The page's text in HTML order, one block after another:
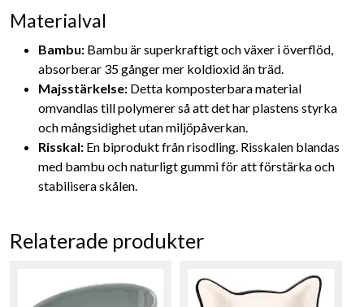
Materialval
Bambu: Bambu är superkraftigt och växer i överflöd,
absorberar 35 gånger mer koldioxid än träd.
Majsstärkelse: Detta komposterbara material
omvandlas till polymerer så att det har plastens styrka
och mångsidighet utan miljöpåverkan.
Risskal: En biprodukt från risodling. Risskalen blandas
med bambu och naturligt gummi för att förstärka och
stabilisera skålen.
Relaterade produkter